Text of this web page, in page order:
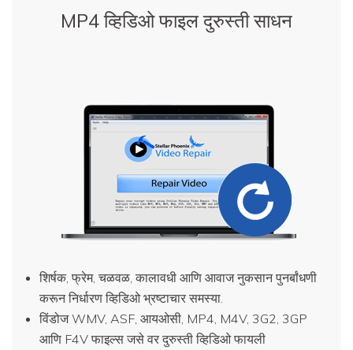
MP4 व्हिडिओ फाइल दुरुस्ती साधन
शिर्षक, फ्रेम, चळवळ, कालावधी आणि आवाज नुकसान पुनर्बांधणी
करून निर्धारण व्हिडिओ भ्रष्टाचार समस्या.
विंडोज WMV, ASF, आयओसी, MP4, M4V, 3G2, 3GP
आणि F4V फाइल्स जसे वर दुरुस्ती व्हिडिओ फायली